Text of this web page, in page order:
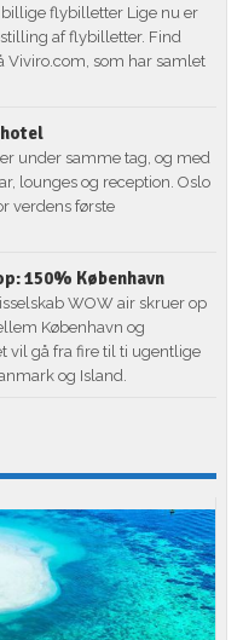
flybilletter Lige nu er
af flybilletter. Find
Viviro.com, som har samlet
under samme tag, og med
lounges og reception. Oslo
verdens første
150% København
WOW air skruer op
København og
vil gå fra fire til ti ugentlige
og Island.